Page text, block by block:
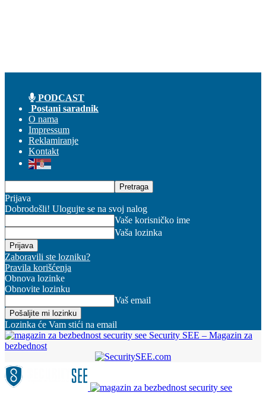
PODCAST
Postani saradnik
O nama
Impressum
Reklamiranje
Kontakt
Prijava
Dobrodošli! Ulogujte se na svoj nalog
Vaše korisničko ime
Vaša lozinka
Zaboravili ste lozniku?
Pravila korišćenja
Obnova lozinke
Obnovite lozinku
Vaš email
Lozinka će Vam stići na email
Security SEE – Magazin za
bezbednost